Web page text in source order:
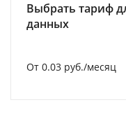
Выбрать тариф
данных
От 0.03 руб./месяц